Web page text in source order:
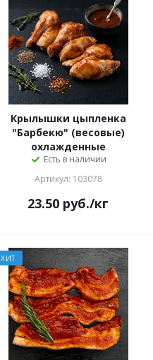
Крылышки цыпленка
"Барбекю" (весовые)
охлажденные
Есть в наличии
Артикул: 103078
23.50 руб./кг
ХИТ